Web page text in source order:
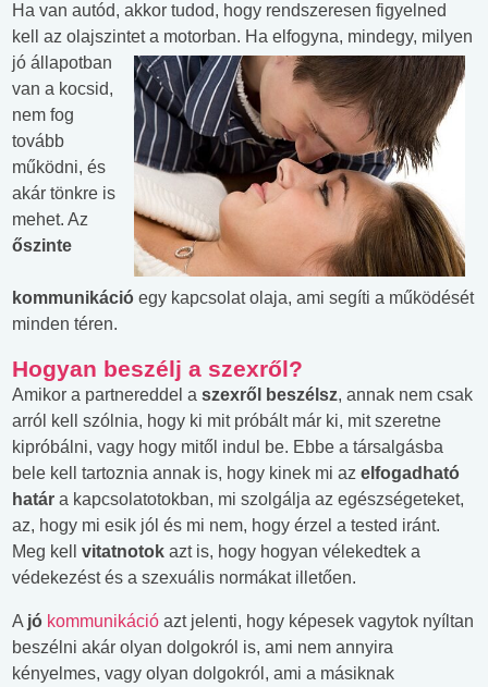
Ha van autód, akkor tudod, hogy rendszeresen figyelned
kell az olajszintet a motorban. Ha elfogyna, mindegy, milyen
jó állapotban
van a kocsid,
nem fog
tovább
működni, és
akár tönkre is
mehet. Az
őszinte
kommunikáció egy kapcsolat olaja, ami segíti a működését
minden téren.
Hogyan beszélj a szexről?
Amikor a partnereddel a szexről beszélsz, annak nem csak
arról kell szólnia, hogy ki mit próbált már ki, mit szeretne
kipróbálni, vagy hogy mitől indul be. Ebbe a társalgásba
bele kell tartoznia annak is, hogy kinek mi az elfogadható
határ a kapcsolatotokban, mi szolgálja az egészségeteket,
az, hogy mi esik jól és mi nem, hogy érzel a tested iránt.
Meg kell vitatnotok azt is, hogy hogyan vélekedtek a
védekezést és a szexuális normákat illetően.
A jó kommunikáció azt jelenti, hogy képesek vagytok nyíltan
beszélni akár olyan dolgokról is, ami nem annyira
kényelmes, vagy olyan dolgokról, ami a másiknak